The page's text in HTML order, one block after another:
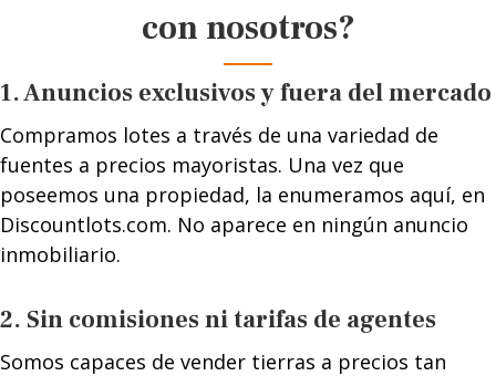
con nosotros?
1. Anuncios exclusivos y fuera del mercado
Compramos lotes a través de una variedad de
fuentes a precios mayoristas. Una vez que
poseemos una propiedad, la enumeramos aquí, en
Discountlots.com. No aparece en ningún anuncio
inmobiliario.
2. Sin comisiones ni tarifas de agentes
Somos capaces de vender tierras a precios tan